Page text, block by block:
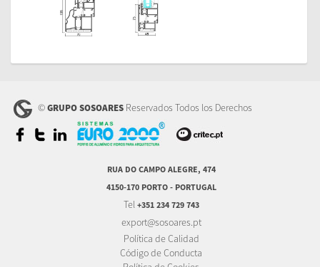
INF TECNICA
N0226.2-17072021
INF TECNICA
N0677-22012026
Aplicação Puxador,
maquinações para
©GRUPO SOSOARES Reservados Todos los Derechos
RUA DO CAMPO ALEGRE, 474
4150-170 PORTO - PORTUGAL
Tel +351 234 729 743
export@sosoares.pt
Política de Calidad
Código de Conducta